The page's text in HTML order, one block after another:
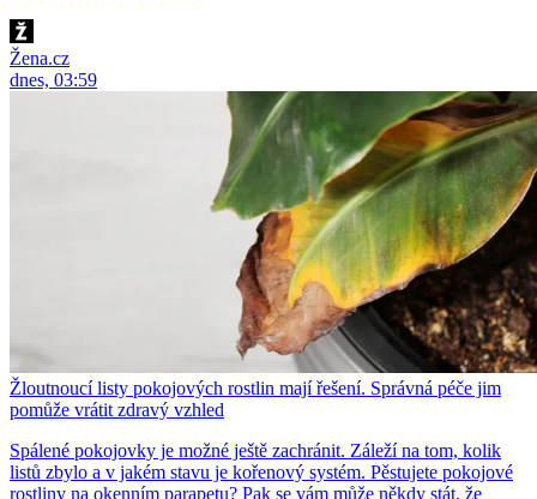
Žena.cz
dnes, 03:59
Žloutnoucí listy pokojových rostlin mají řešení. Správná péče jim
pomůže vrátit zdravý vzhled
Spálené pokojovky je možné ještě zachránit. Záleží na tom, kolik
listů zbylo a v jakém stavu je kořenový systém. Pěstujete pokojové
rostliny na okenním parapetu? Pak se vám může někdy stát, že